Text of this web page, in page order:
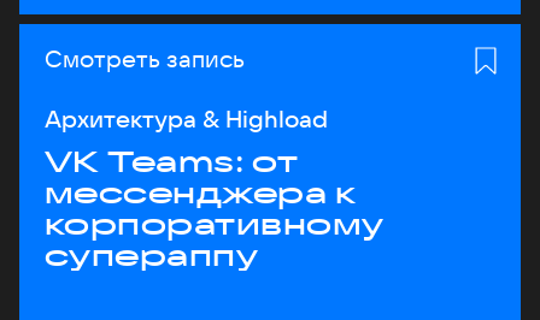
Смотреть запись
Архитектура & Highload
VK Teams: от
мессенджера к
корпоративному
супераппу